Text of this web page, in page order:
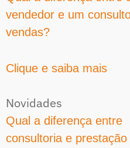
vendedor e um
vendas?
Clique e saiba mais
Novidades
Qual a diferença entre
consultoria e prestação